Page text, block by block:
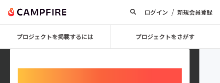
ログイン / 新規会員登録
プロジェクトを掲載するには プロジェクトをさがす